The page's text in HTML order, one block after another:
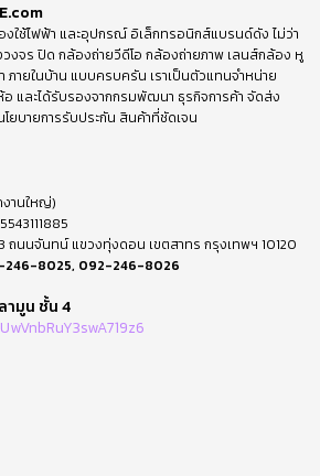
งใช้ไฟฟ้า และอุปกรณ์ อิเล็กทรอนิกส์แบรนด์ดัง ไม่ว่า
วงจร ปิด กล้องถ่ายวีดีโอ กล้องถ่ายภาพ เลนส์กล้อง หู
ภายในบ้าน แบบครบครัน เราเป็นตัวแทนจำหน่าย
อ และได้รับรองจากกรมพัฒนา ธุรกิจการค้า จัดส่ง
ยบายการรับประกัน สินค้าที่ชัดเจน
งานใหญ่)
ถนนจันทน์ แขวงทุ่งดอน เขตสาทร กรุงเทพฯ 10120
246-8025, 092-246-8026
ามูน ชั้น 4